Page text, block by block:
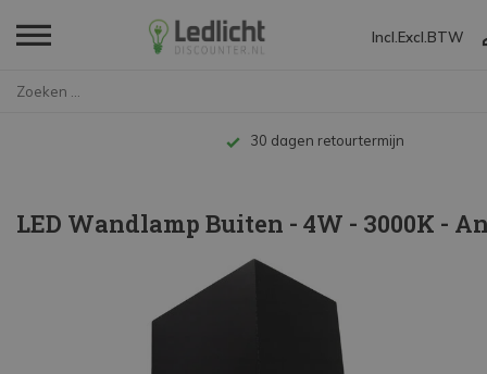
Incl. Excl. BTW
30 dagen retourtermijn
LED Wandlamp Buiten - 4W - 3000K -